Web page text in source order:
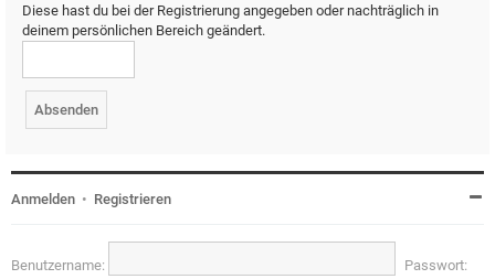
Diese hast du bei der Registrierung angegeben oder nachträglich in
deinem persönlichen Bereich geändert.
Anmelden • Registrieren
Benutzername: Passwort: